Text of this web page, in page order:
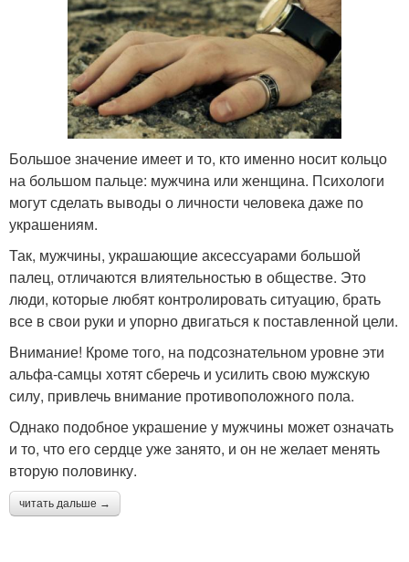
Большое значение имеет и то, кто именно носит кольцо
на большом пальце: мужчина или женщина. Психологи
могут сделать выводы о личности человека даже по
украшениям.
Так, мужчины, украшающие аксессуарами большой
палец, отличаются влиятельностью в обществе. Это
люди, которые любят контролировать ситуацию, брать
все в свои руки и упорно двигаться к поставленной цели.
Внимание! Кроме того, на подсознательном уровне эти
альфа-самцы хотят сберечь и усилить свою мужскую
силу, привлечь внимание противоположного пола.
Однако подобное украшение у мужчины может означать
и то, что его сердце уже занято, и он не желает менять
вторую половинку.
читать дальше →